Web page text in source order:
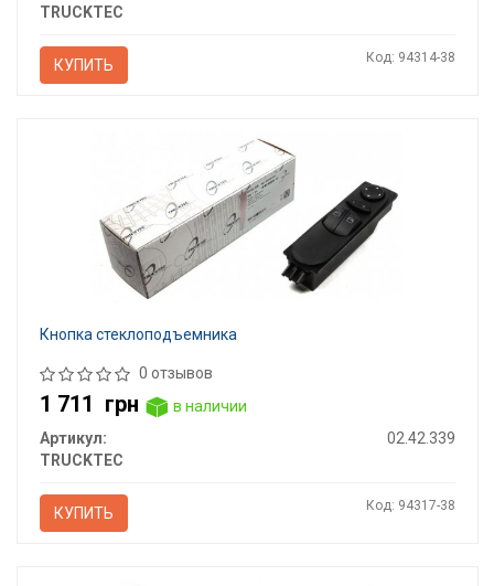
TRUCKTEC
КУПИТЬ Код: 94314-38
Кнопка стеклоподъемника
0 отзывов
1 711 грн
в наличии
Артикул:
02.42.339
TRUCKTEC
КУПИТЬ Код: 94317-38